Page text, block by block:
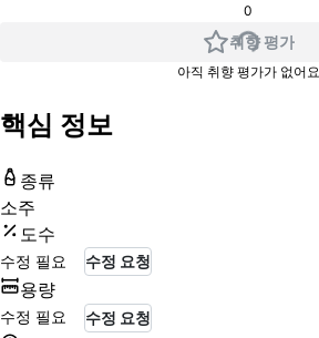
0
취향 평가
아직 취향 평가가 없어요
핵심 정보
종류
소주
도수
수정 필요 수정 요청
용량
수정 필요 수정 요청